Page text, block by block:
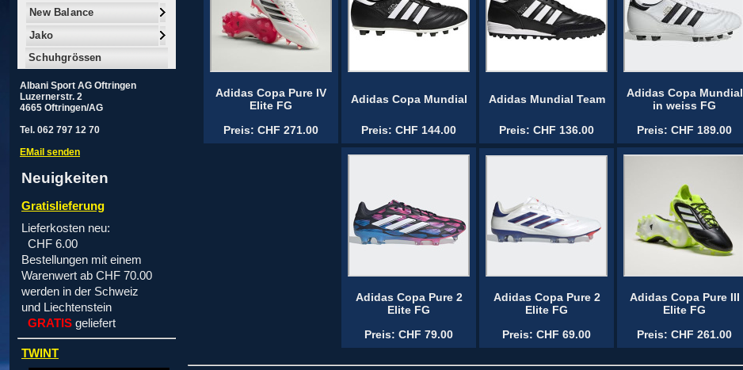
New Balance
Jako
Schuhgrössen
Albani Sport AG Oftringen
Luzernerstr. 2
4665 Oftringen/AG
Tel. 062 797 12 70
EMail senden
Neuigkeiten
Gratislieferung
Lieferkosten neu:
CHF 6.00
Bestellungen mit einem
Warenwert ab CHF 70.00
werden in der Schweiz
und Liechtenstein
GRATIS geliefert
TWINT
Adidas Copa Pure IV
Elite FG
Preis: CHF 271.00
Adidas Copa Mundial
Preis: CHF 144.00
Adidas Mundial Team
Preis: CHF 136.00
Adidas Copa Mundial
in weiss FG
Preis: CHF 189.00
Adidas Copa Pure 2
Elite FG
Preis: CHF 79.00
Adidas Copa Pure 2
Elite FG
Preis: CHF 69.00
Adidas Copa Pure III
Elite FG
Preis: CHF 261.00